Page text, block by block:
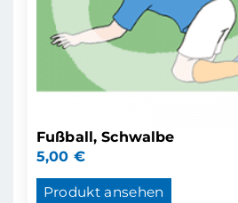
Fußball, Schwalbe
5,00 €
Produkt ansehen